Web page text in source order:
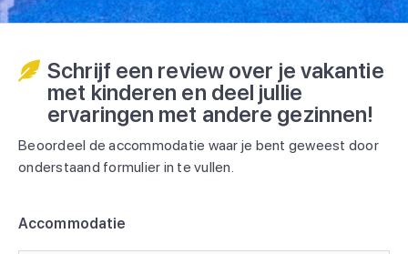
Schrijf een review over je vakantie
met kinderen en deel jullie
ervaringen met andere gezinnen!
Beoordeel de accommodatie waar je bent geweest door
onderstaand formulier in te vullen.
Accommodatie